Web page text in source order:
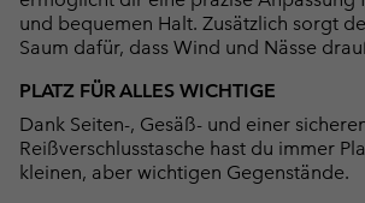
und bequemen Halt. Zusätzlich sorgt
Saum dafür, dass Wind und Nässe
PLATZ FÜR ALLES WICHTIGE
Dank Seiten-, Gesäß- und einer
Reißverschlusstasche hast du immer
kleinen, aber wichtigen Gegenstände.